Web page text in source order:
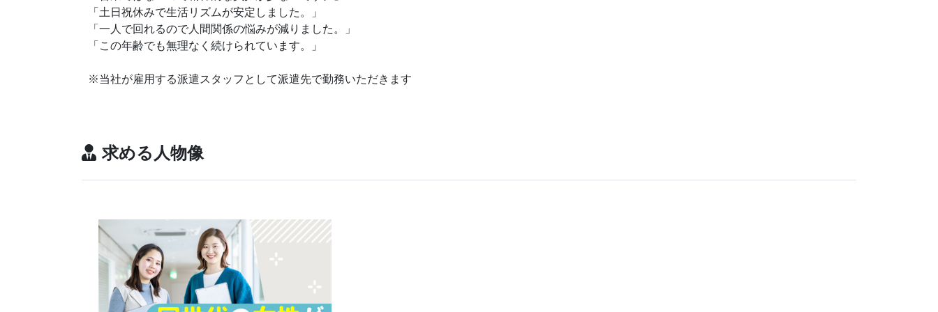
「土日祝休みで生活リズムが安定しました。」
「一人で回れるので人間関係の悩みが減りました。」
「この年齢でも無理なく続けられています。」
※当社が雇用する派遣スタッフとして派遣先で勤務いただきます
求める人物像